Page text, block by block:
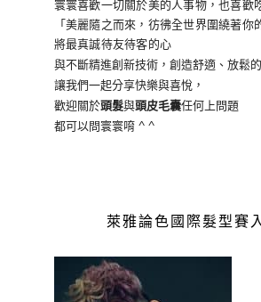
寰寰喜歡一切關於美的人事物，也喜歡
「美麗隨之而來，彷彿全世界圍繞著你
將最真誠待友待客的心
與不斷精進創新技術，創造舒適、放鬆
讓我們一起分享快樂與喜悅，
歡迎關於頭髮與頭皮毛囊任何上問題
都可以問寰寰唷 ^ ^
萊雅論色國際髮型賽